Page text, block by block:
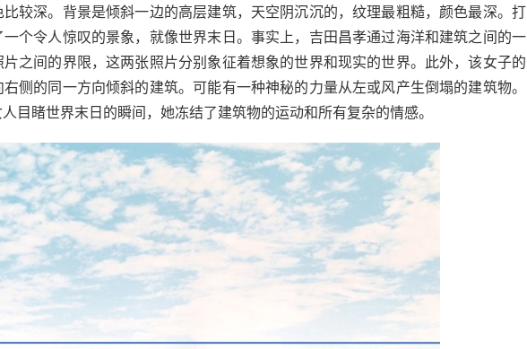
较深。 背景是倾斜一边的高层建筑，天空阴沉沉的，纹理最粗糙，颜色最深。打
个令人惊叹的景象，就像世界末日。 事实上，吉田昌孝通过海洋和建筑之间的一
之间的界限，这两张照片分别象征着想象的世界和现实的世界。 此外，该女子的
侧的同一方向倾斜的建筑。 可能有一种神秘的力量从左或风产生倒塌的建筑物。
目睹世界末日的瞬间，她冻结了建筑物的运动和所有复杂的情感。